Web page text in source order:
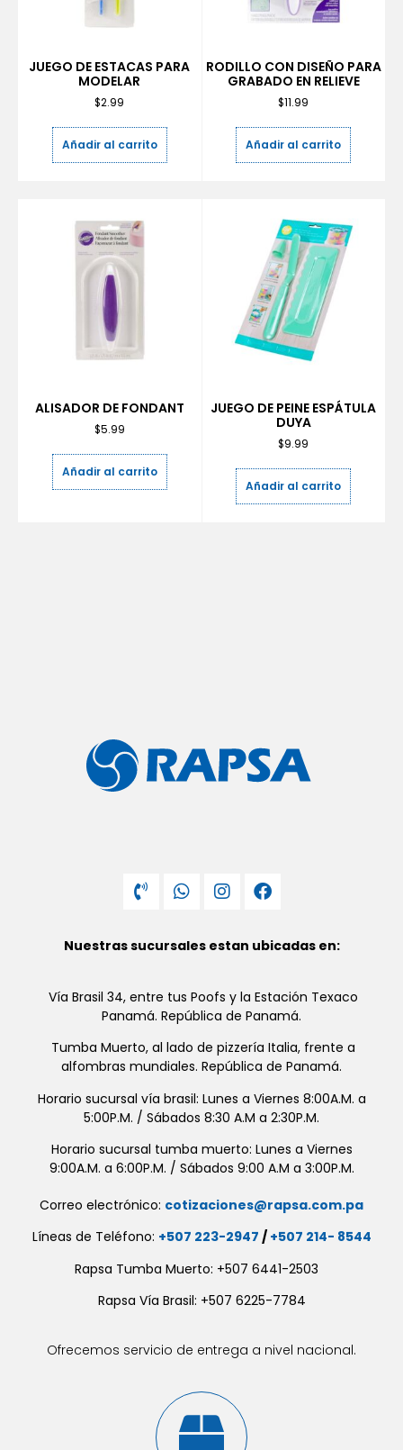
JUEGO DE ESTACAS PARA
MODELAR
$2.99
Añadir al carrito
RODILLO CON DISEÑO PARA
GRABADO EN RELIEVE
$11.99
Añadir al carrito
ALISADOR DE FONDANT
$5.99
Añadir al carrito
JUEGO DE PEINE ESPÁTULA
DUYA
$9.99
Añadir al carrito
Nuestras sucursales estan ubicadas en:
Vía Brasil 34, entre tus Poofs y la Estación Texaco
Panamá. República de Panamá.
Tumba Muerto, al lado de pizzería Italia, frente a
alfombras mundiales. República de Panamá.
Horario sucursal vía brasil: Lunes a Viernes 8:00A.M. a
5:00P.M. / Sábados 8:30 A.M a 2:30P.M.
Horario sucursal tumba muerto: Lunes a Viernes
9:00A.M. a 6:00P.M. / Sábados 9:00 A.M a 3:00P.M.
Correo electrónico: cotizaciones@rapsa.com.pa
Líneas de Teléfono: +507 223-2947 / +507 214- 8544
Rapsa Tumba Muerto: +507 6441-2503
Rapsa Vía Brasil: +507 6225-7784
Ofrecemos servicio de entrega a nivel nacional.